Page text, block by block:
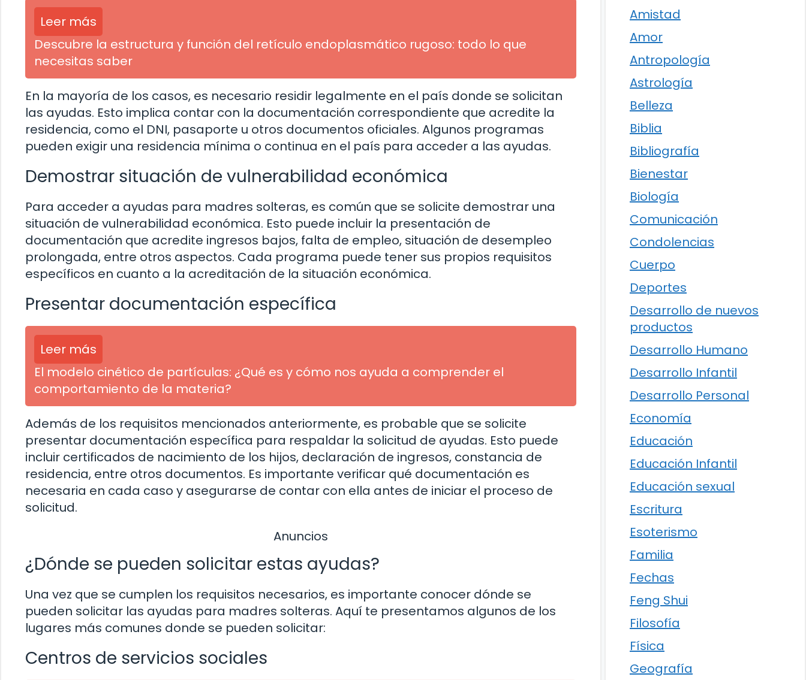
Leer más
Descubre la estructura y función del retículo endoplasmático rugoso: todo lo que
necesitas saber
En la mayoría de los casos, es necesario residir legalmente en el país donde se solicitan
las ayudas. Esto implica contar con la documentación correspondiente que acredite la
residencia, como el DNI, pasaporte u otros documentos oficiales. Algunos programas
pueden exigir una residencia mínima o continua en el país para acceder a las ayudas.
Demostrar situación de vulnerabilidad económica
Para acceder a ayudas para madres solteras, es común que se solicite demostrar una
situación de vulnerabilidad económica. Esto puede incluir la presentación de
documentación que acredite ingresos bajos, falta de empleo, situación de desempleo
prolongada, entre otros aspectos. Cada programa puede tener sus propios requisitos
específicos en cuanto a la acreditación de la situación económica.
Presentar documentación específica
Leer más
El modelo cinético de partículas: ¿Qué es y cómo nos ayuda a comprender el
comportamiento de la materia?
Además de los requisitos mencionados anteriormente, es probable que se solicite
presentar documentación específica para respaldar la solicitud de ayudas. Esto puede
incluir certificados de nacimiento de los hijos, declaración de ingresos, constancia de
residencia, entre otros documentos. Es importante verificar qué documentación es
necesaria en cada caso y asegurarse de contar con ella antes de iniciar el proceso de
solicitud.
Anuncios
¿Dónde se pueden solicitar estas ayudas?
Una vez que se cumplen los requisitos necesarios, es importante conocer dónde se
pueden solicitar las ayudas para madres solteras. Aquí te presentamos algunos de los
lugares más comunes donde se pueden solicitar:
Centros de servicios sociales
Amistad
Amor
Antropología
Astrología
Belleza
Biblia
Bibliografía
Bienestar
Biología
Comunicación
Condolencias
Cuerpo
Deportes
Desarrollo de nuevos
productos
Desarrollo Humano
Desarrollo Infantil
Desarrollo Personal
Economía
Educación
Educación Infantil
Educación sexual
Escritura
Esoterismo
Familia
Fechas
Feng Shui
Filosofía
Física
Geografía